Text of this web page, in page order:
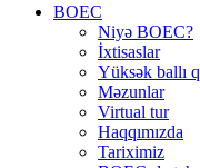
BOEC
Niyə BOEC?
İxtisaslar
Yüksək ballı
Məzunlar
Virtual tur
Haqqımızda
Tariximiz